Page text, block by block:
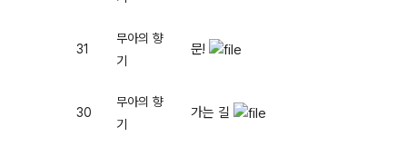
31
무아의 향
기
문!
30
무아의 향
기
가는 길